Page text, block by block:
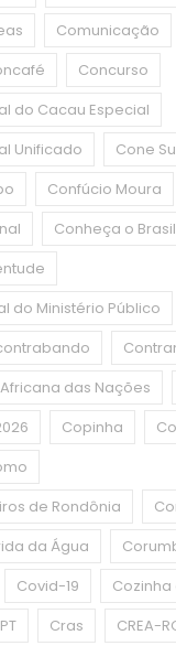
Comunicação
Concurso
do Cacau Especial
Unificado
Cone
Confúcio Moura
Conheça o Brasil
do Ministério Público
das Nações
Copinha
de Rondônia
da Água
Covid-19
Cozinha
Cras
CREA-